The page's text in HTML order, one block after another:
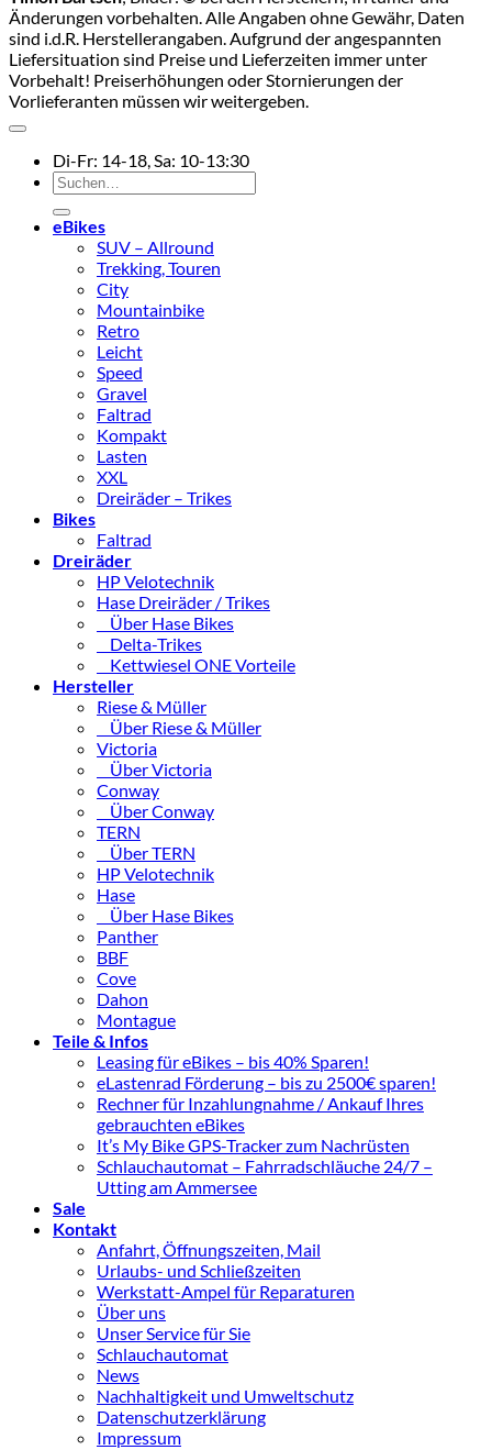
Änderungen vorbehalten. Alle Angaben ohne Gewähr, Daten
sind i.d.R. Herstellerangaben. Aufgrund der angespannten
Liefersituation sind Preise und Lieferzeiten immer unter
Vorbehalt! Preiserhöhungen oder Stornierungen der
Vorlieferanten müssen wir weitergeben.
Di-Fr: 14-18, Sa: 10-13:30
Suchen
nach:
eBikes
SUV – Allround
Trekking, Touren
City
Mountainbike
Retro
Leicht
Speed
Gravel
Faltrad
Kompakt
Lasten
XXL
Dreiräder – Trikes
Bikes
Faltrad
Dreiräder
HP Velotechnik
Hase Dreiräder / Trikes
Über Hase Bikes
Delta-Trikes
Kettwiesel ONE Vorteile
Hersteller
Riese & Müller
Über Riese & Müller
Victoria
Über Victoria
Conway
Über Conway
TERN
Über TERN
HP Velotechnik
Hase
Über Hase Bikes
Panther
BBF
Cove
Dahon
Montague
Teile & Infos
Leasing für eBikes – bis 40% Sparen!
eLastenrad Förderung – bis zu 2500€ sparen!
Rechner für Inzahlungnahme / Ankauf Ihres
gebrauchten eBikes
It’s My Bike GPS-Tracker zum Nachrüsten
Schlauchautomat – Fahrradschläuche 24/7 –
Utting am Ammersee
Sale
Kontakt
Anfahrt, Öffnungszeiten, Mail
Urlaubs- und Schließzeiten
Werkstatt-Ampel für Reparaturen
Über uns
Unser Service für Sie
Schlauchautomat
News
Nachhaltigkeit und Umweltschutz
Datenschutzerklärung
Impressum